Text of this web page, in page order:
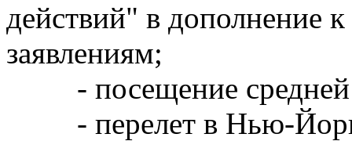
действий" в дополнение
заявлениям;
- посещение средней
- перелет в Нью-